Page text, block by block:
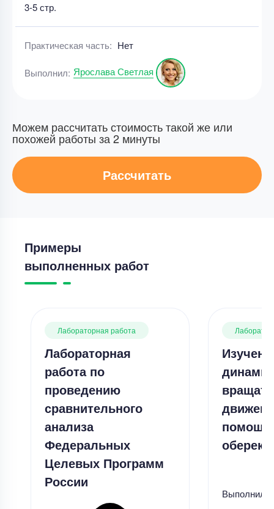
3-5 стр.
Практическая часть: Нет
Выполнил: Ярослава Светлая
Можем рассчитать стоимость такой же или
похожей работы за 2 минуты
Рассчитать
Примеры
выполненных работ
Лабораторная работа
Лабораторная
работа по
проведению
сравнительного
анализа
Федеральных
Целевых Программ
России
оберека
Выполнил